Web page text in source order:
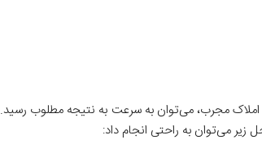
مجرب، می‌توان به سرعت به نتیجه مطلوب رسید.
می‌توان به راحتی انجام داد: